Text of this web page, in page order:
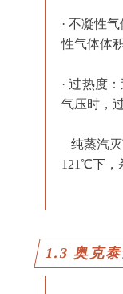
· 不凝性
性气体体
· 过热度
气压时，
纯蒸汽灭
121℃下，
1.3 奥克